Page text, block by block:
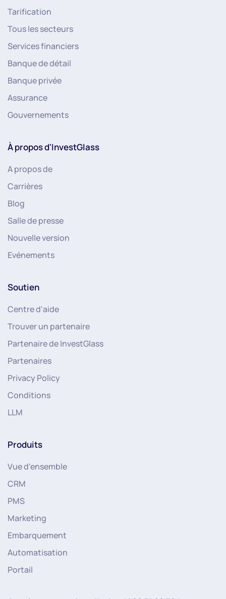
Tarification
Tous les secteurs
Services financiers
Banque de détail
Banque privée
Assurance
Gouvernements
À propos d'InvestGlass
A propos de
Carrières
Blog
Salle de presse
Nouvelle version
Evénements
Soutien
Centre d'aide
Trouver un partenaire
Partenaire de InvestGlass
Partenaires
Privacy Policy
Conditions
LLM
Produits
Vue d'ensemble
CRM
PMS
Marketing
Embarquement
Automatisation
Portail